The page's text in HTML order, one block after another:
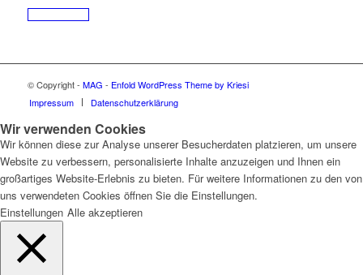
© Copyright - MAG - Enfold WordPress Theme by Kriesi
Impressum
Datenschutzerklärung
Wir verwenden Cookies
Wir können diese zur Analyse unserer Besucherdaten platzieren, um unsere
Website zu verbessern, personalisierte Inhalte anzuzeigen und Ihnen ein
großartiges Website-Erlebnis zu bieten. Für weitere Informationen zu den von
uns verwendeten Cookies öffnen Sie die Einstellungen.
Einstellungen Alle akzeptieren